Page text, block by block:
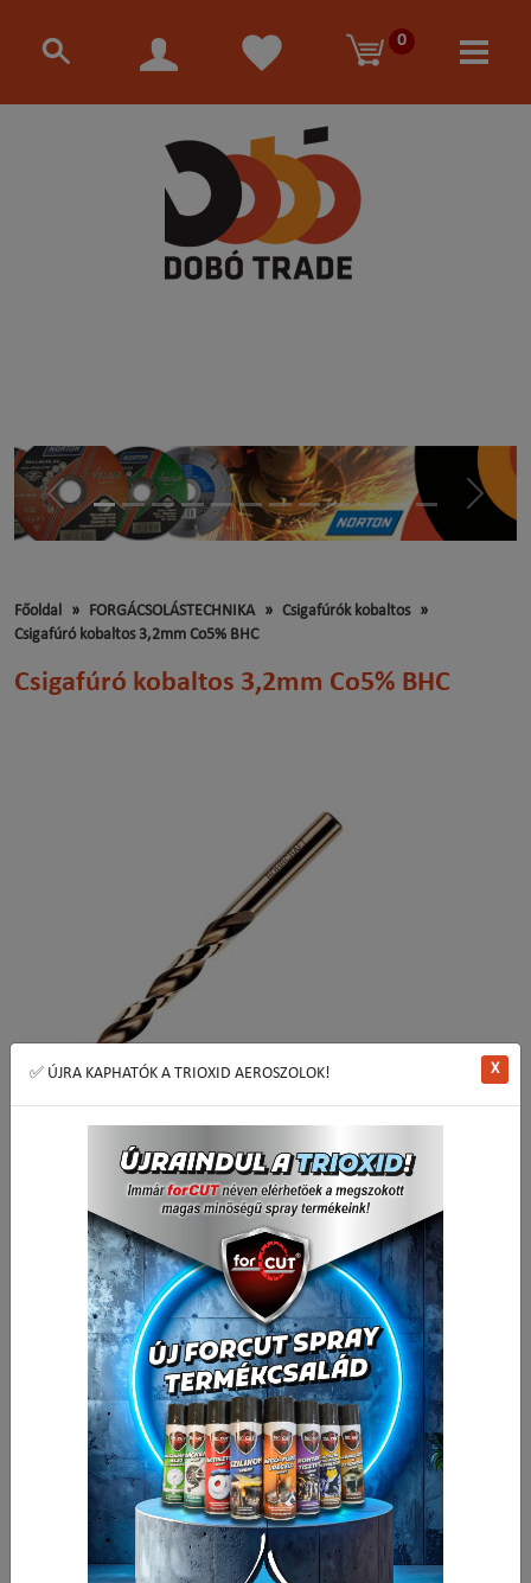
0
Előző
Főoldal FORGÁCSOLÁSTECHNIKA
Csigafúrók kobaltos
Csigafúró kobaltos 3,2mm Co5% BHC
Csigafúró kobaltos 3,2mm Co5% BHC
Csomagolási egység:10 db
430,71 Ft / db
547,00 Ft / db
Vissza a kategóriába: Csigafúrók kobaltos
+ db Kosárba
✅ ÚJRA KAPHATÓK A TRIOXID AEROSZOLOK! X